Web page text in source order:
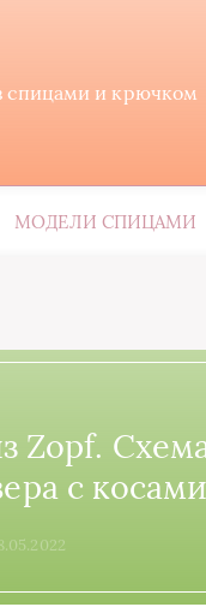
спицами и крючком
МОДЕЛИ СПИЦАМИ
Zopf.
с